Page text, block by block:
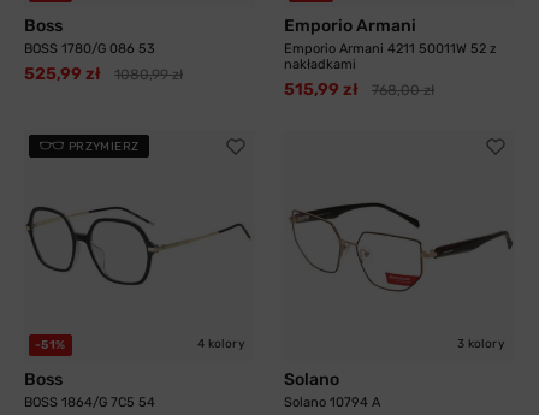
Boss
BOSS 1780/G 086 53
525,99 zł 1080,99 zł
Emporio Armani
Emporio Armani 4211 50011W 52 z
nakładkami
515,99 zł 768,00 zł
PRZYMIERZ
-51% 4 kolory
Boss
BOSS 1864/G 7C5 54
3 kolory
Solano
Solano 10794 A